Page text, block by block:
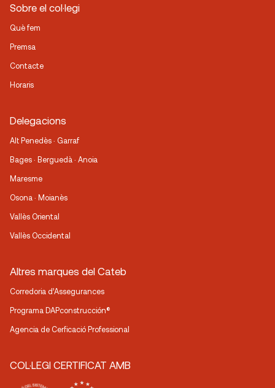
Sobre el col·legi
Què fem
Premsa
Contacte
Horaris
Delegacions
Alt Penedès · Garraf
Bages · Berguedà · Anoia
Maresme
Osona · Moianès
Vallès Oriental
Vallès Occidental
Altres marques del Cateb
Corredoria d’Assegurances
Programa DAPconstrucción®
Agencia de Cerficació Professional
COL·LEGI CERTIFICAT AMB